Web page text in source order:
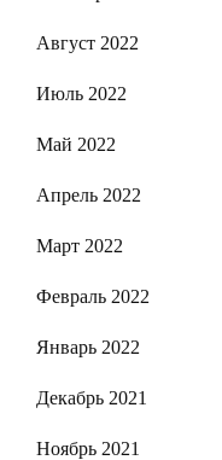
Август 2022
Июль 2022
Май 2022
Апрель 2022
Март 2022
Февраль 2022
Январь 2022
Декабрь 2021
Ноябрь 2021